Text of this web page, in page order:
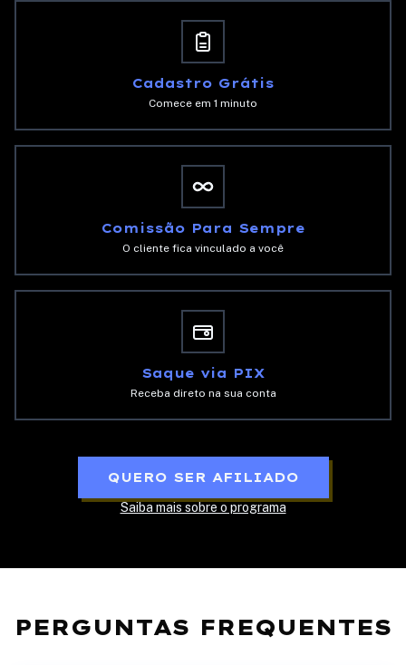
Cadastro Grátis
Comece em 1 minuto
Comissão Para Sempre
O cliente fica vinculado a você
Saque via PIX
Receba direto na sua conta
QUERO SER AFILIADO
Saiba mais sobre o programa
PERGUNTAS FREQUENTES